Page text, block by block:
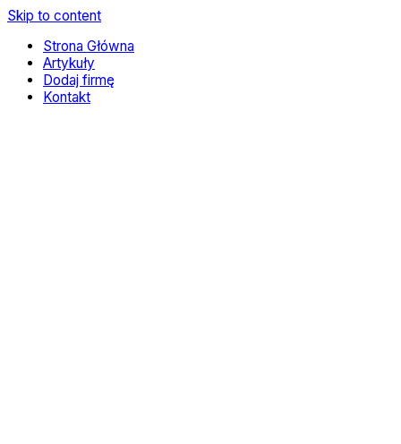
Skip to content
Strona Główna
Artykuły
Dodaj firmę
Kontakt